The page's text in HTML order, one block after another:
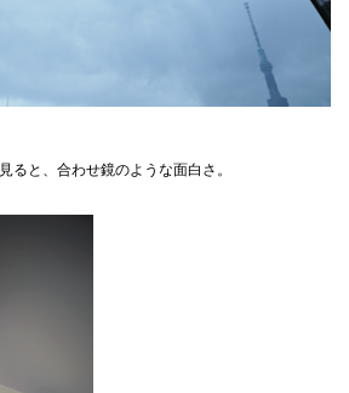
ると、合わせ鏡のような面白さ。